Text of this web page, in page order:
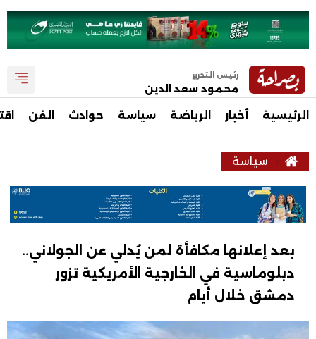
رئيس التحرير
محمود سعد الدين
الرئيسية أخبار الرياضة سياسة حوادث الفن
سياسة
بعد إعلانها مكافأة لمن يُدلي عن الجولاني..
دبلوماسية في الخارجية الأمريكية تزور
دمشق خلال أيام